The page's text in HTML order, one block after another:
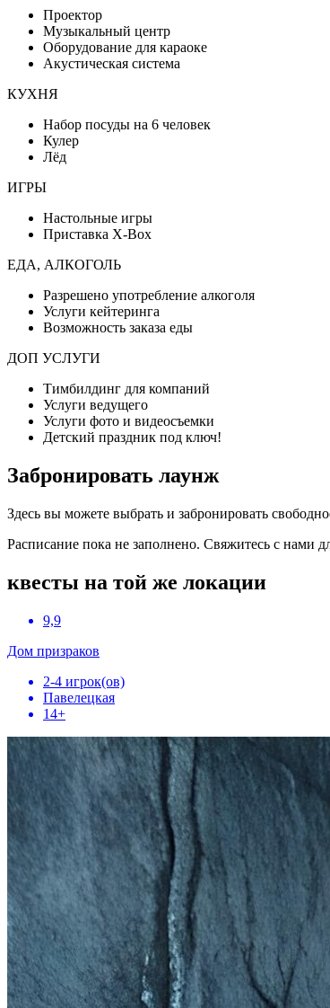
Проектор
Музыкальный центр
Оборудование для караоке
Акустическая система
КУХНЯ
Набор посуды на 6 человек
Кулер
Лёд
ИГРЫ
Настольные игры
Приставка X-Box
ЕДА, АЛКОГОЛЬ
Разрешено употребление алкоголя
Услуги кейтеринга
Возможность заказа еды
ДОП УСЛУГИ
Тимбилдинг для компаний
Услуги ведущего
Услуги фото и видеосъемки
Детский праздник под ключ!
Забронировать лаунж
Здесь вы можете выбрать и забронировать
Расписание пока не заполнено. Свяжитесь с нами
квесты на той же локации
9,9
Дом призраков
2-4 игрок(ов)
Павелецкая
14+